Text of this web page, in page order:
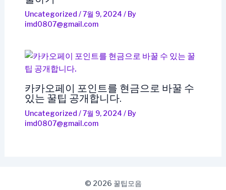
Uncategorized /7월 9, 2024 / By
imd0807@gmail.com
카카오페이 포인트를 현금으로 바꿀 수
있는 꿀팁 공개합니다.
Uncategorized /7월 9, 2024 / By
imd0807@gmail.com
© 2026 꿀팁모음